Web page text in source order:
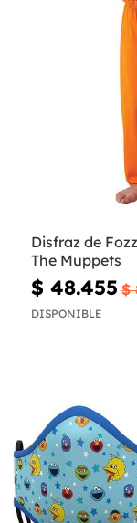
Disfraz de
The Muppets
$ 48.455 $
DISPONIBLE